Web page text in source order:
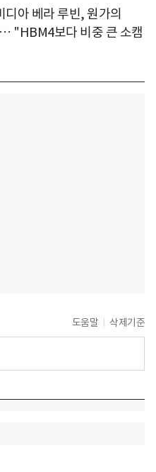
아 베라 루빈, 원가의
"HBM4보다 비중 큰 소캠
도움말 삭제기준